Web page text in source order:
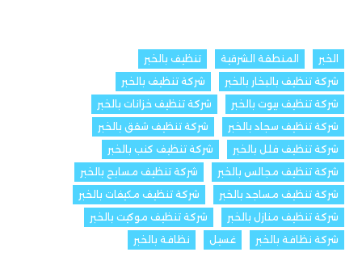
الخبر المنطقة الشرقية
تنظيف بالخبر
شركة تنظيف بالبخار بالخبر
شركة تنظيف بالخبر
شركة تنظيف بيوت بالخبر
شركة تنظيف خزانات بالخبر
شركة تنظيف سجاد بالخبر
شركة تنظيف شقق بالخبر
شركة تنظيف فلل بالخبر
شركة تنظيف كنب بالخبر
شركة تنظيف مجالس بالخبر
شركة تنظيف مسابح بالخبر
شركة تنظيف مساجد بالخبر
شركة تنظيف مكيفات بالخبر
شركة تنظيف منازل بالخبر
شركة تنظيف موكيت بالخبر
شركة نظافة بالخبر
غسيل نظافة بالخبر